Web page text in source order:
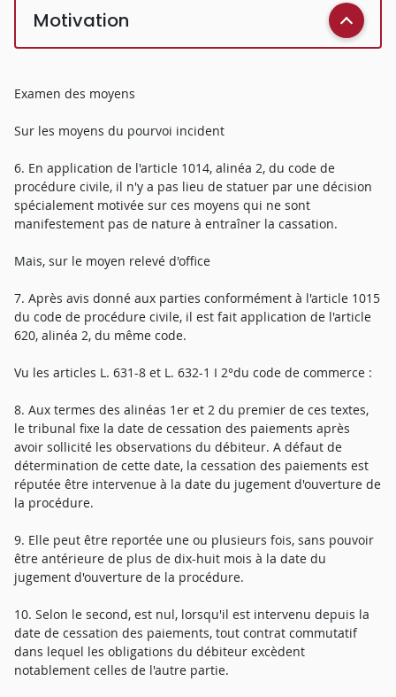
Motivation
Examen des moyens
Sur les moyens du pourvoi incident
6. En application de l'article 1014, alinéa 2, du code de
procédure civile, il n'y a pas lieu de statuer par une décision
spécialement motivée sur ces moyens qui ne sont
manifestement pas de nature à entraîner la cassation.
Mais, sur le moyen relevé d'office
7. Après avis donné aux parties conformément à l'article 1015
du code de procédure civile, il est fait application de l'article
620, alinéa 2, du même code.
Vu les articles L. 631-8 et L. 632-1 I 2°du code de commerce :
8. Aux termes des alinéas 1er et 2 du premier de ces textes,
le tribunal fixe la date de cessation des paiements après
avoir sollicité les observations du débiteur. A défaut de
détermination de cette date, la cessation des paiements est
réputée être intervenue à la date du jugement d'ouverture de
la procédure.
9. Elle peut être reportée une ou plusieurs fois, sans pouvoir
être antérieure de plus de dix-huit mois à la date du
jugement d'ouverture de la procédure.
10. Selon le second, est nul, lorsqu'il est intervenu depuis la
date de cessation des paiements, tout contrat commutatif
dans lequel les obligations du débiteur excèdent
notablement celles de l'autre partie.